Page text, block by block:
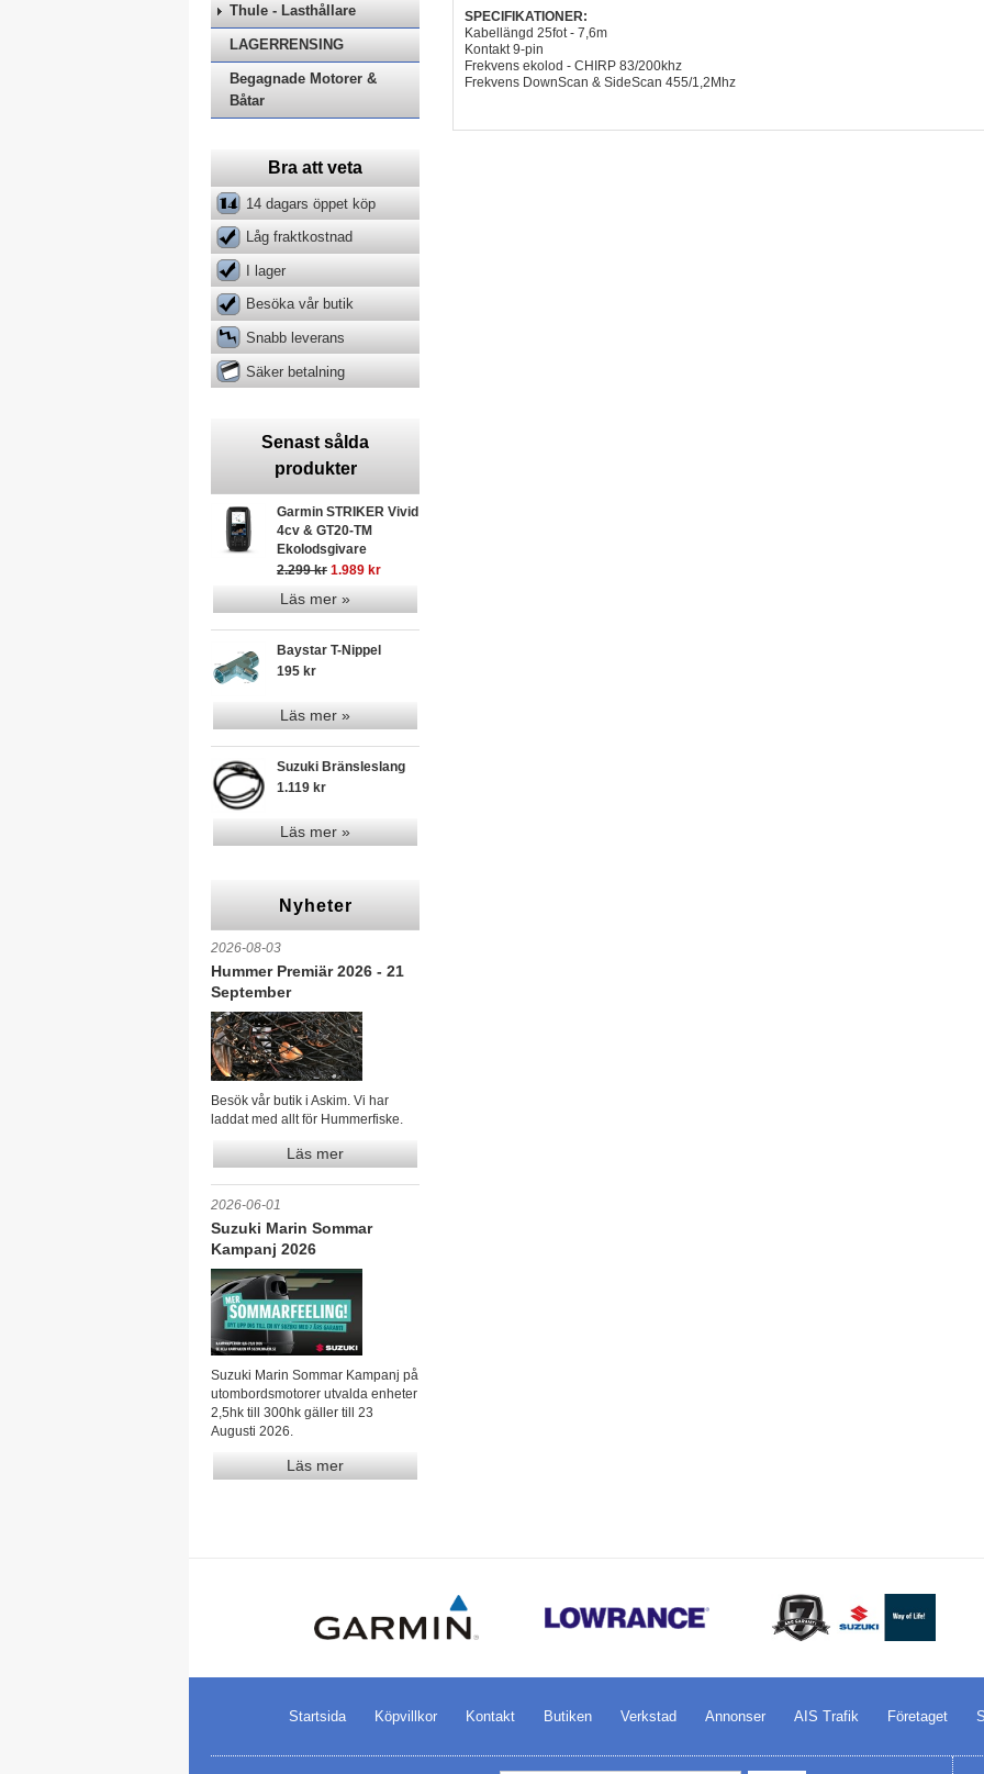
Thule - Lasthållare
LAGERRENSING
Begagnade Motorer &
Båtar
Bra att veta
14 dagars öppet köp
Låg fraktkostnad
I lager
Besöka vår butik
Snabb leverans
Säker betalning
SPECIFIKATIONER:
Kabellängd 25fot - 7,6m
Kontakt 9-pin
Frekvens ekolod - CHIRP 83/200khz
Frekvens DownScan & SideScan 455/1,2Mhz
Senast sålda
produkter
Garmin STRIKER Vivid
4cv & GT20-TM
Ekolodsgivare
2.299 kr 1.989 kr
Läs mer »
Baystar T-Nippel
195 kr
Läs mer »
Suzuki Bränsleslang
1.119 kr
Läs mer »
Nyheter
2026-08-03
Hummer Premiär 2026 - 21
September
Besök vår butik i Askim. Vi har
laddat med allt för Hummerfiske.
Läs mer
2026-06-01
Suzuki Marin Sommar
Kampanj 2026
Suzuki Marin Sommar Kampanj på
utombordsmotorer utvalda enheter
2,5hk till 300hk gäller till 23
Augusti 2026.
Läs mer
Startsida Köpvillkor Kontakt Butiken Verkstad Annonser AIS Trafik Företaget